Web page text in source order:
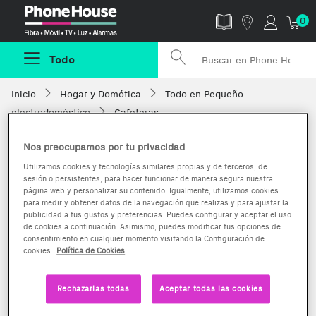
0
Todo
Inicio Hogar y Domótica
Todo en Pequeño
electrodoméstico
Cafeteras
Nos preocupamos por tu privacidad
Utilizamos cookies y tecnologías similares propias y de terceros, de
sesión o persistentes, para hacer funcionar de manera segura nuestra
página web y personalizar su contenido. Igualmente, utilizamos cookies
para medir y obtener datos de la navegación que realizas y para ajustar la
publicidad a tus gustos y preferencias. Puedes configurar y aceptar el uso
de cookies a continuación. Asimismo, puedes modificar tus opciones de
consentimiento en cualquier momento visitando la Configuración de
cookies
Política de Cookies
Rechazarlas todas Aceptar todas las cookies